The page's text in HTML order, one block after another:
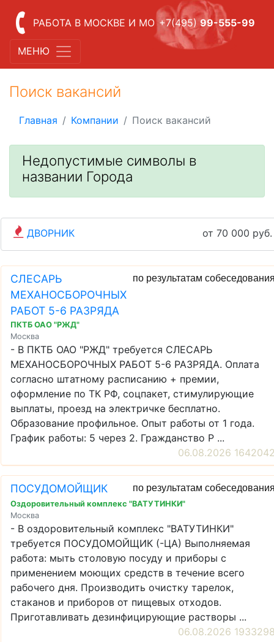
РАБОТА В МОСКВЕ И МО +7(495) 99-555-99
МЕНЮ
Поиск вакансий
Главная Компании Поиск вакансий
Недопустимые символы в
названии Города
ДВОРНИК от 70 000 руб.
СЛЕСАРЬ
МЕХАНОСБОРОЧНЫХ
РАБОТ 5-6 РАЗРЯДА
по результатам
ПКТБ ОАО "РЖД"
Москва
- В ПКТБ ОАО "РЖД" требуется СЛЕСАРЬ
МЕХАНОСБОРОЧНЫХ РАБОТ 5-6 РАЗРЯДА. Оплата
согласно штатному расписанию + премии,
оформление по ТК РФ, соцпакет, стимулирующие
выплаты, проезд на электричке бесплатно.
Образование профильное. Опыт работы от 1 года.
График работы: 5 через 2. Гражданство Р ...
06.08.2026
ПОСУДОМОЙЩИК по результатам
Оздоровительный комплекс "ВАТУТИНКИ"
Москва
- В оздоровительный комплекс "ВАТУТИНКИ"
требуется ПОСУДОМОЙЩИК (-ЦА) Выполняемая
работа: мыть столовую посуду и приборы с
применением моющих средств в течение всего
рабочего дня. Производить очистку тарелок,
стаканов и приборов от пищевых отходов.
Приготавливать дезинфицирующие растворы ...
06.08.2026